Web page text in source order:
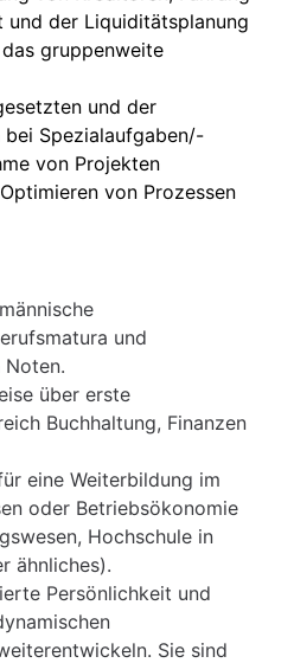
und der Liquiditätsplanung
gruppenweite
und der
Spezialaufgaben/-
von Projekten
von Prozessen
und
über erste
Buchhaltung, Finanzen
eine Weiterbildung im
oder Betriebsökonomie
Hochschule in
ähnliches).
Persönlichkeit und
Sie sind